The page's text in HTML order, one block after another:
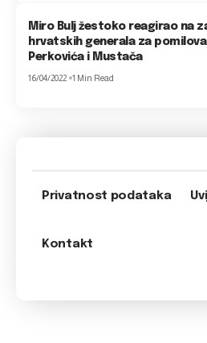
Miro Bulj žestoko reagirao na
hrvatskih generala za
Perkovića i Mustača
16/04/2022 1 Min Read
Privatnost podataka
Kontakt